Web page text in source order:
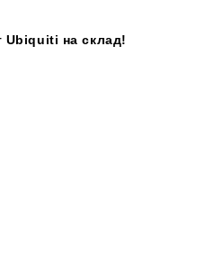
Ubiquiti на склад!